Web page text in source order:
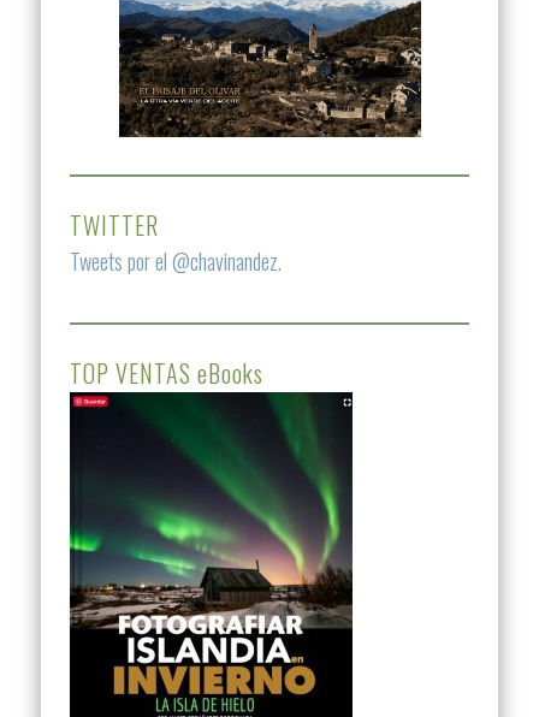
TWITTER
Tweets por el @chavinandez.
TOP VENTAS eBooks